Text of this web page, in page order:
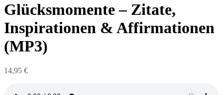
Glücksmomente – Zitate,
Inspirationen & Affirmationen
(MP3)
14,95 €